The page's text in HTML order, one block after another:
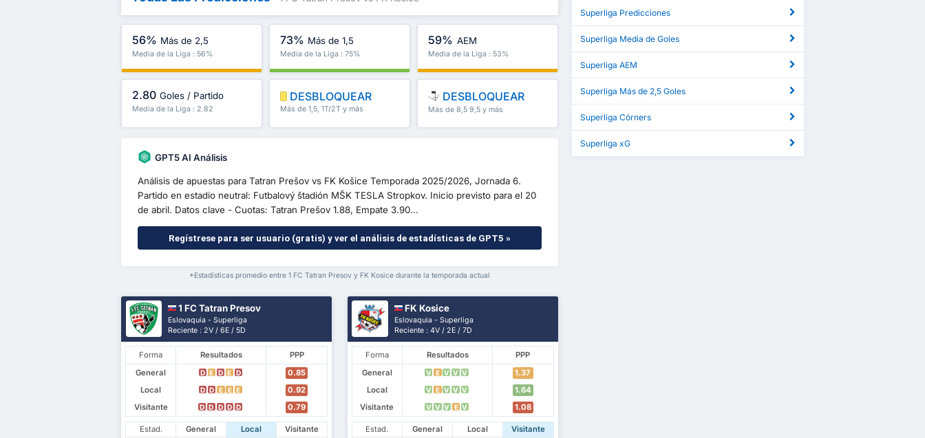
56% Más de 2,5
Media de la Liga : 56%
73% Más de 1,5
Media de la Liga : 75%
59% AEM
Media de la Liga : 53%
2.80 Goles / Partido
Media de la Liga : 2.82
DESBLOQUEAR
Más de 1,5, 1T/2T y más
DESBLOQUEAR
Más de 8,5 9,5 y más
GPT5 AI Análisis
Análisis de apuestas para Tatran Prešov vs FK Košice Temporada 2025/2026, Jornada 6.
Partido en estadio neutral: Futbalový štadión MŠK TESLA Stropkov. Inicio previsto para el 20
de abril. Datos clave - Cuotas: Tatran Prešov 1.88, Empate 3.90...
Regístrese para ser usuario (gratis) y ver el análisis de estadísticas de GPT5 »
*Estadísticas promedio entre 1 FC Tatran Presov y FK Kosice durante la temporada actual
1 FC Tatran Presov
Eslovaquia - Superliga
Reciente : 2V / 6E / 5D
Forma Resultados
PPP
General
D E D E D
0.85
Local
D D E E E
0.92
Visitante
D D D D D 0.79
Estad. General Local
Visitante
FK Kosice
Eslovaquia - Superliga
Reciente : 4V / 2E / 7D
Forma Resultados
PPP
General
V E V V V
1.37
Local
V E V V V
1.64
Visitante
V V V E V 1.08
Estad. General Local
Visitante
Superliga Predicciones
Superliga Media de Goles
Superliga AEM
Superliga Más de 2,5 Goles
Superliga Córners
Superliga xG